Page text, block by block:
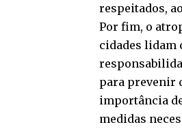
respeitados,
Por fim, o
cidades lidam
para prevenir
importância
medidas